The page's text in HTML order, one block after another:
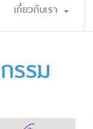
เกี่ยวกับเรา
รรม